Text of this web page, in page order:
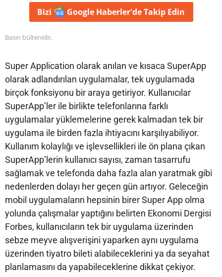
Bizi Google Haberler'deTakip Edin
Basın bültenidir.
Super Application olarak anılan ve kısaca SuperApp
olarak adlandırılan uygulamalar, tek uygulamada
birçok fonksiyonu bir araya getiriyor. Kullanıcılar
SuperApp’ler ile birlikte telefonlarına farklı
uygulamalar yüklemelerine gerek kalmadan tek bir
uygulama ile birden fazla ihtiyacını karşılıyabiliyor.
Kullanım kolaylığı ve işlevsellikleri ile ön plana çıkan
SuperApp’lerin kullanıcı sayısı, zaman tasarrufu
sağlamak ve telefonda daha fazla alan yaratmak gibi
nedenlerden dolayı her geçen gün artıyor. Geleceğin
mobil uygulamaların hepsinin birer Super App olma
yolunda çalışmalar yaptığını belirten Ekonomi Dergisi
Forbes, kullanıcıların tek bir uygulama üzerinden
sebze meyve alışverişini yaparken aynı uygulama
üzerinden tiyatro bileti alabileceklerini ya da seyahat
planlamasını da yapabileceklerine dikkat çekiyor.